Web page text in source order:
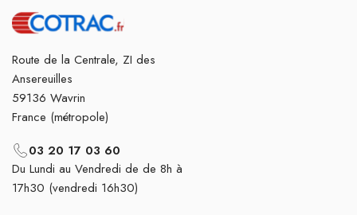
Route de la Centrale, ZI des
Ansereuilles
59136 Wavrin
France (métropole)
03 20 17 03 60
Du Lundi au Vendredi de de 8h à
17h30 (vendredi 16h30)